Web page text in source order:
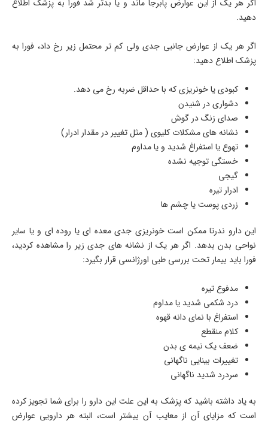
اگر هر یک از این عوارض پابرجا ماند و یا بدتر شد فورا به پزشک اطلاع
دهید.
اگر هر یک از عوارض جانبی جدی ولی کم تر محتمل زیر رخ داد، فورا به
پزشک اطلاع دهید:
کبودی یا خونریزی که با حداقل ضربه رخ می دهد.
دشواری در شنیدن
صدای زنگ در گوش
نشانه های مشکلات کلیوی ( مثل تغییر در مقدار ادرار)
تهوع یا استفراغ شدید و یا مداوم
خستگی توجیه نشده
گیجی
ادرار تیره
زردی پوست یا چشم ها
این دارو ندرتا ممکن است خونریزی جدی معده ای یا روده ای و یا سایر
نواحی بدن بدهد. اگر هر یک از نشانه های جدی زیر را مشاهده کردید،
فورا باید بیمار تحت بررسی طبی اورژانسی قرار بگیرد:
مدفوع تیره
درد شکمی شدید یا مداوم
استفراغ با نمای دانه قهوه
کلام منقطع
ضعف یک نیمه ی بدن
تغییرات بینایی ناگهانی
سردرد شدید ناگهانی
به یاد داشته باشید که پزشک به این علت این دارو را برای شما تجویز کرده
است که مزایای آن از معایب آن بیشتر است، البته هر دارویی عوارض